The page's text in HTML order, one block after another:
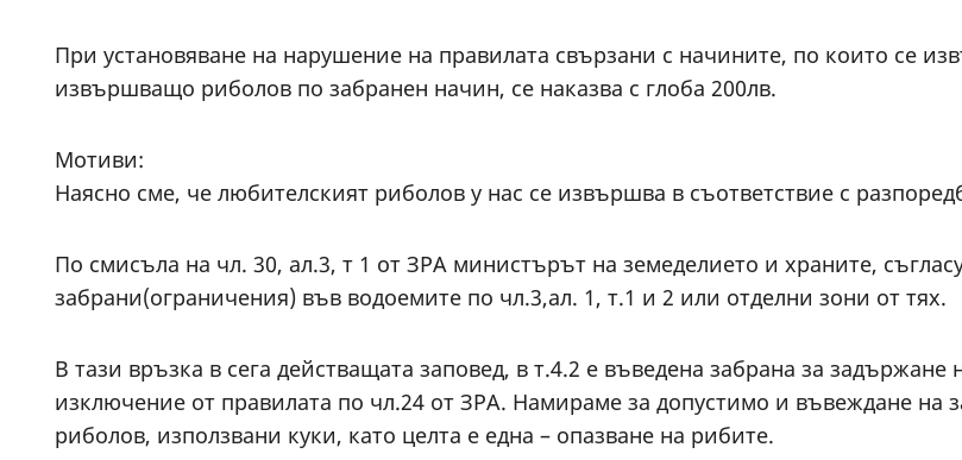
При установяване на нарушение на правилата свързани с начините, по които се
извършващо риболов по забранен начин, се наказва с глоба 200лв.
Мотиви:
Наясно сме, че любителският риболов у нас се извършва в съответствие с
По смисъла на чл. 30, ал.3, т 1 от ЗРА министърът на земеделието и храните,
забрани(ограничения) във водоемите по чл.3,ал. 1, т.1 и 2 или отделни зони от тях.
В тази връзка в сега действащата заповед, в т.4.2 е въведена забрана за
изключение от правилата по чл.24 от ЗРА. Намираме за допустимо и въвеждане на
риболов, използвани куки, като целта е една – опазване на рибите.